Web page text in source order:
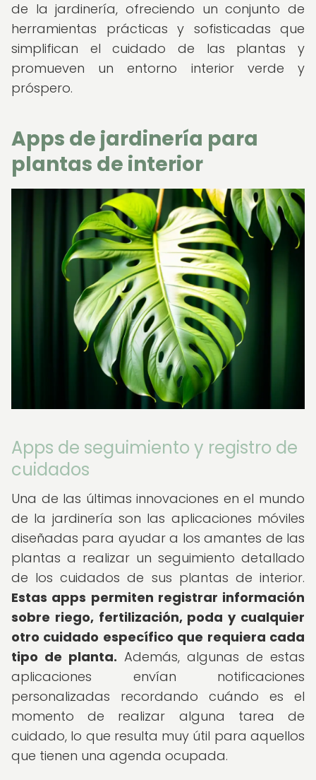
de la jardinería, ofreciendo un conjunto de
herramientas prácticas y sofisticadas que
simplifican el cuidado de las plantas y
promueven un entorno interior verde y
próspero.
Apps de jardinería para
plantas de interior
Apps de seguimiento y registro de
cuidados
Una de las últimas innovaciones en el mundo
de la jardinería son las aplicaciones móviles
diseñadas para ayudar a los amantes de las
plantas a realizar un seguimiento detallado
de los cuidados de sus plantas de interior.
Estas apps permiten registrar información
sobre riego, fertilización, poda y cualquier
otro cuidado específico que requiera cada
tipo de planta. Además, algunas de estas
aplicaciones envían notificaciones
personalizadas recordando cuándo es el
momento de realizar alguna tarea de
cuidado, lo que resulta muy útil para aquellos
que tienen una agenda ocupada.